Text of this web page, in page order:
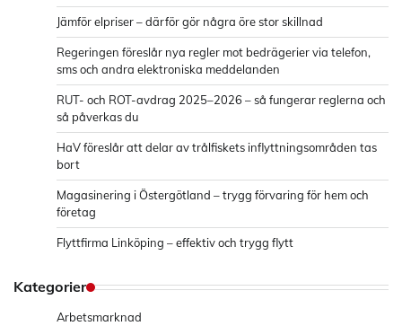
Jämför elpriser – därför gör några öre stor skillnad
Regeringen föreslår nya regler mot bedrägerier via telefon,
sms och andra elektroniska meddelanden
RUT- och ROT-avdrag 2025–2026 – så fungerar reglerna och
så påverkas du
HaV föreslår att delar av trålfiskets inflyttningsområden tas
bort
Magasinering i Östergötland – trygg förvaring för hem och
företag
Flyttfirma Linköping – effektiv och trygg flytt
Kategorier
Arbetsmarknad